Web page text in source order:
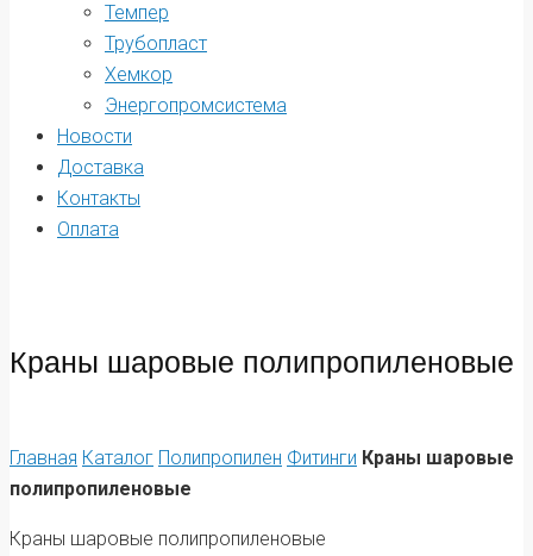
Темпер
Трубопласт
Хемкор
Энергопромсистема
Новости
Доставка
Контакты
Оплата
Краны шаровые полипропиленовые
Главная Каталог Полипропилен Фитинги Краны шаровые
полипропиленовые
Краны шаровые полипропиленовые